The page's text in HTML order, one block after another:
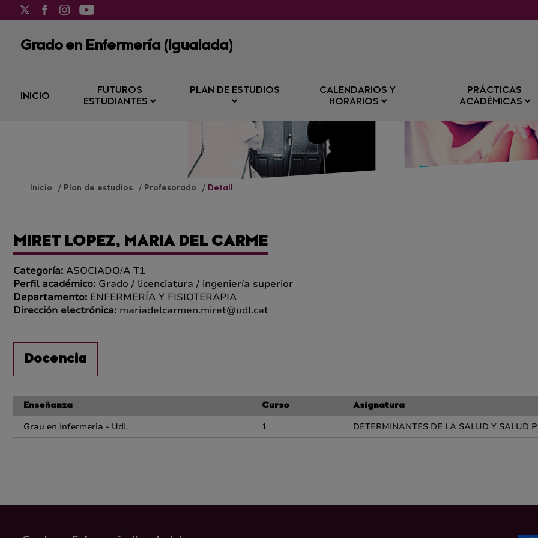
Grado en Enfermería (Igualada)
INICIO
FUTUROS
ESTUDIANTES
PLAN DE ESTUDIOS
CALENDARIOS Y
HORARIOS
PRÁCTICAS
ACADÉMICAS
Inicio Plan de estudios Profesorado Detall
MIRET LOPEZ, MARIA DEL CARME
Categoría: ASOCIADO/A T1
Perfil académico: Grado / licenciatura / ingeniería superior
Departamento: ENFERMERÍA Y FISIOTERAPIA
Dirección electrónica: mariadelcarmen.miret@udl.cat
Docencia
Enseñanza Curso Asignatura
Grau en Infermeria - UdL 1 DETERMINANTES DE LA SALUD Y SALUD